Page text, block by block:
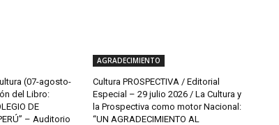
(07-agosto-
del Libro:
DE
– Auditorio
AGRADECIMIENTO
Cultura PROSPECTIVA / Editorial
Especial – 29 julio 2026 / La Cultura y
la Prospectiva como motor Nacional:
“UN AGRADECIMIENTO AL